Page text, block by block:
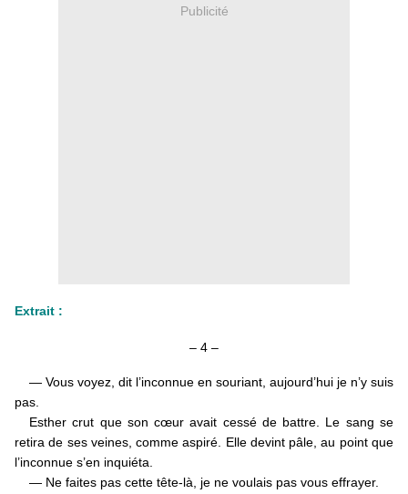
Publicité
Extrait :
– 4 –
— Vous voyez, dit l’inconnue en souriant, aujourd’hui je n’y suis
pas.
Esther crut que son cœur avait cessé de battre. Le sang se
retira de ses veines, comme aspiré. Elle devint pâle, au point que
l’inconnue s’en inquiéta.
— Ne faites pas cette tête-là, je ne voulais pas vous effrayer.